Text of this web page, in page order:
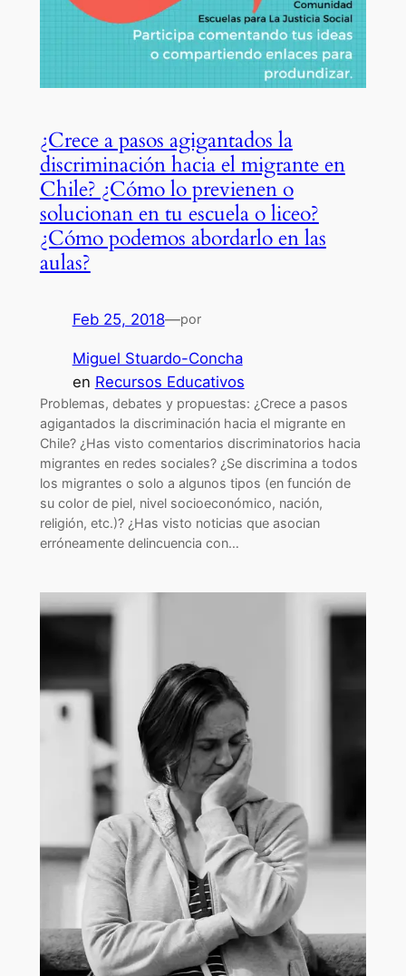
¿Crece a pasos agigantados la
discriminación hacia el migrante en
Chile? ¿Cómo lo previenen o
solucionan en tu escuela o liceo?
¿Cómo podemos abordarlo en las
aulas?
Feb 25, 2018—por
Miguel Stuardo-Concha
en Recursos Educativos
Problemas, debates y propuestas: ¿Crece a pasos
agigantados la discriminación hacia el migrante en
Chile? ¿Has visto comentarios discriminatorios hacia
migrantes en redes sociales? ¿Se discrimina a todos
los migrantes o solo a algunos tipos (en función de
su color de piel, nivel socioeconómico, nación,
religión, etc.)? ¿Has visto noticias que asocian
erróneamente delincuencia con…